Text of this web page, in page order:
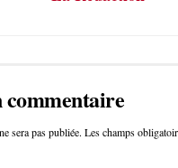
commentaire
sera pas publiée. Les champs